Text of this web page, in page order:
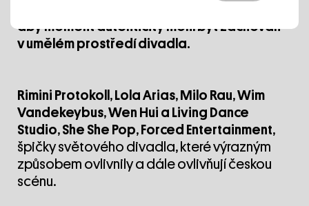
aby moment autenticity mohl být zachován
v umělém prostředí divadla.
Rimini Protokoll ,Lola Arias,Milo Rau,Wim
Vandekeybus,Wen Hui a Living Dance
Studio,She She Pop,Forced Entertainment,
špičky světového divadla, které výrazným
způsobem ovlivnily a dále ovlivňují českou
scénu.